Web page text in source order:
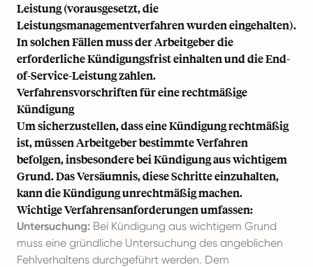
Leistung (vorausgesetzt, die
Leistungsmanagementverfahren wurden eingehalten).
In solchen Fällen muss der Arbeitgeber die
erforderliche Kündigungsfrist einhalten und die End-
of-Service-Leistung zahlen.
Verfahrensvorschriften für eine rechtmäßige
Kündigung
Um sicherzustellen, dass eine Kündigung rechtmäßig
ist, müssen Arbeitgeber bestimmte Verfahren
befolgen, insbesondere bei Kündigung aus wichtigem
Grund. Das Versäumnis, diese Schritte einzuhalten,
kann die Kündigung unrechtmäßig machen.
Wichtige Verfahrensanforderungen umfassen:
Untersuchung: Bei Kündigung aus wichtigem Grund
muss eine gründliche Untersuchung des angeblichen
Fehlverhaltens durchgeführt werden. Dem